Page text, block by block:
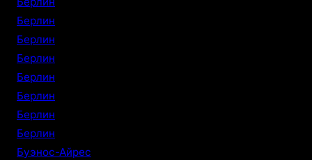
Берлин
Берлин
Берлин
Берлин
Берлин
Берлин
Берлин
Буэнос-Айрес